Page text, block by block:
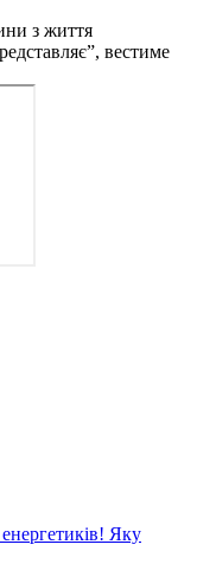
з життя
вестиме
Яку